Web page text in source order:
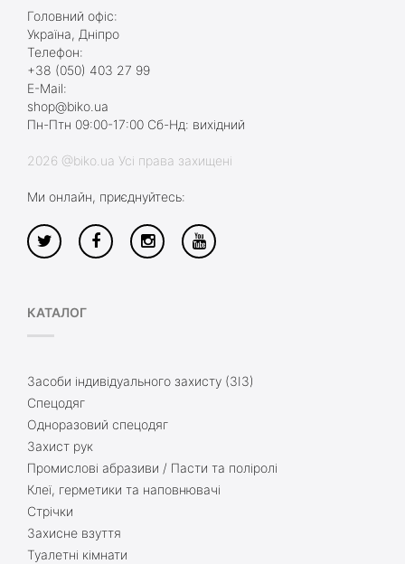
Головний офіс:
Україна, Дніпро
Телефон:
+38 (050) 403 27 99
E-Mail:
shop@biko.ua
Пн-Птн 09:00-17:00 Сб-Нд: вихідний
2026 @biko.ua Усі права захищені
Ми онлайн, приєднуйтесь:
КАТАЛОГ
Засоби індивідуального захисту (ЗІЗ)
Спецодяг
Одноразовий спецодяг
Захист рук
Промислові абразиви / Пасти та поліролі
Клеї, герметики та наповнювачі
Стрічки
Захисне взуття
Туалетні кімнати